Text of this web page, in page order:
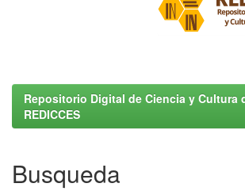
Repositorio Digital de Ciencia y Cultura
REDICCES
Busqueda